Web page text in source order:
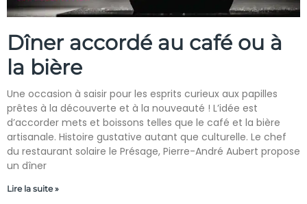
Dîner accordé au café ou à
la bière
Une occasion à saisir pour les esprits curieux aux papilles
prêtes à la découverte et à la nouveauté ! L’idée est
d’accorder mets et boissons telles que le café et la bière
artisanale. Histoire gustative autant que culturelle. Le chef
du restaurant solaire le Présage, Pierre-André Aubert propose
un dîner
Lire la suite »